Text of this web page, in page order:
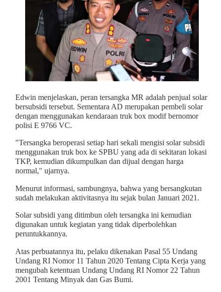
Edwin menjelaskan, peran tersangka MR adalah penjual solar
bersubsidi tersebut. Sementara AD merupakan pembeli solar
dengan menggunakan kendaraan truk box modif bernomor
polisi E 9766 VC.
"Tersangka beroperasi setiap hari sekali mengisi solar subsidi
menggunakan truk box ke SPBU yang ada di sekitaran lokasi
TKP, kemudian dikumpulkan dan dijual dengan harga
normal," ujarnya.
Menurut informasi, sambungnya, bahwa yang bersangkutan
sudah melakukan aktivitasnya itu sejak bulan Januari 2021.
Solar subsidi yang ditimbun oleh tersangka ini kemudian
digunakan untuk kegiatan yang tidak diperbolehkan
peruntukkannya.
Atas perbuatannya itu, pelaku dikenakan Pasal 55 Undang
Undang RI Nomor 11 Tahun 2020 Tentang Cipta Kerja yang
mengubah ketentuan Undang Undang RI Nomor 22 Tahun
2001 Tentang Minyak dan Gas Bumi.